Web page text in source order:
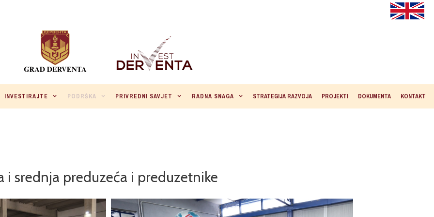
INVESTIRAJTE PODRŠKA PRIVREDNI SAVJET RADNA SNAGA STRATEGIJA RAZVOJA PROJEKTI DOKUMENTA KONTAKT
i srednja preduzeća i preduzetnike